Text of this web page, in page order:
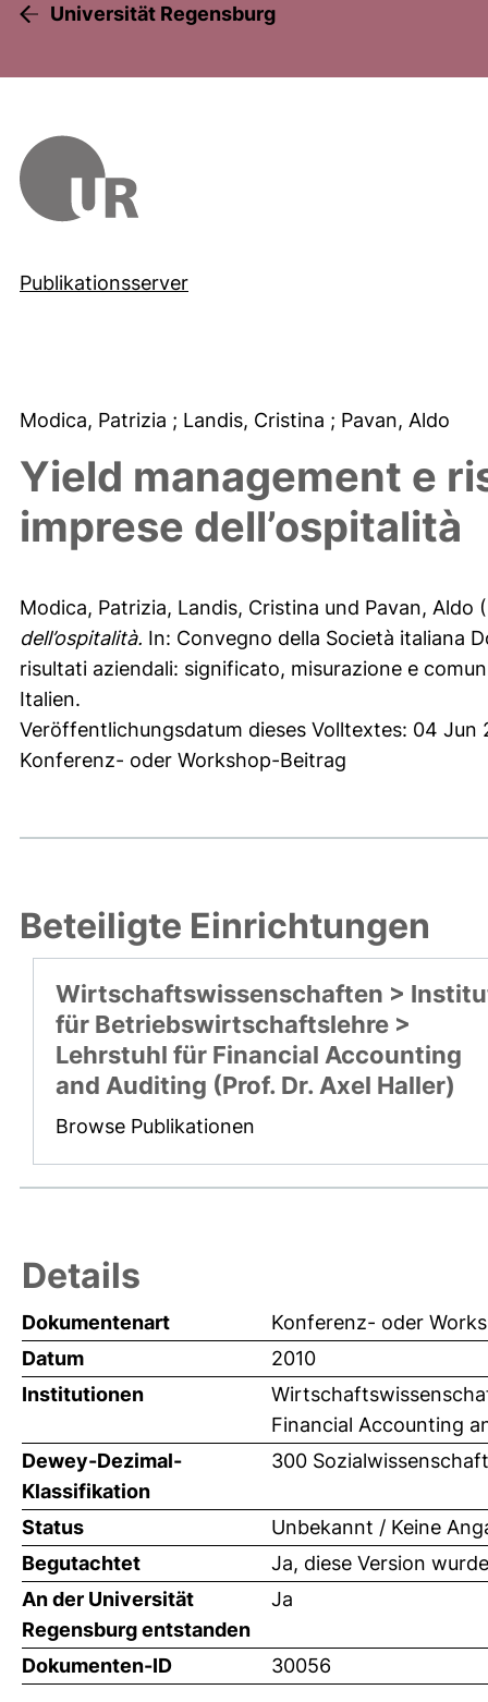
Universität Regensburg
Publikationsserver
Modica, Patrizia ; Landis, Cristina ; Pavan, Aldo
Yield management e
imprese dell’ospitalità
Modica, Patrizia, Landis, Cristina und Pavan, Aldo
dell’ospitalità. In: Convegno della Società italiana
risultati aziendali: significato, misurazione e
Italien.
Veröffentlichungsdatum dieses Volltextes: 04 Jun
Konferenz- oder Workshop-Beitrag
Beteiligte Einrichtungen
Wirtschaftswissenschaften >
für Betriebswirtschaftslehre >
Lehrstuhl für Financial Accounting
and Auditing (Prof. Dr. Axel Haller)
Browse Publikationen
Details
Dokumentenart
Konferenz- oder
Datum
2010
Institutionen
Financial Accounting
Dewey-Dezimal-
Klassifikation
300
Status
Unbekannt / Keine
Begutachtet
Ja, diese Version
An der Universität
Regensburg entstanden
Ja
Dokumenten-ID 30056